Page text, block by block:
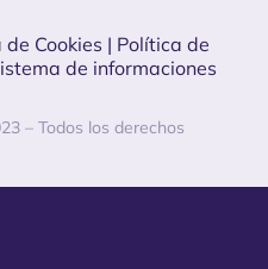
de Cookies | Política de
de informaciones
– Todos los derechos